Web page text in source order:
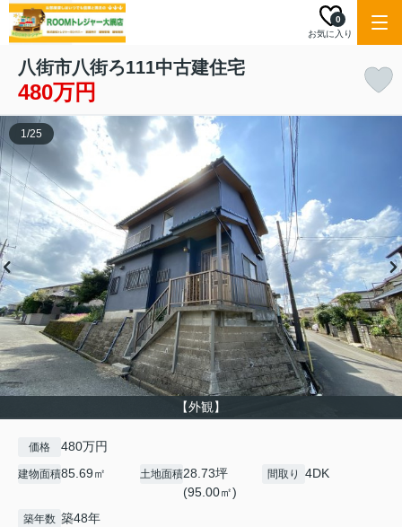
お気に入り
0
八街市八街ろ111中古建住宅
480万円
【外観】
1/25
価格 480万円
建物面積85.69㎡ 土地面積28.73坪
(95.00㎡)
間取り 4DK
築年数 築48年